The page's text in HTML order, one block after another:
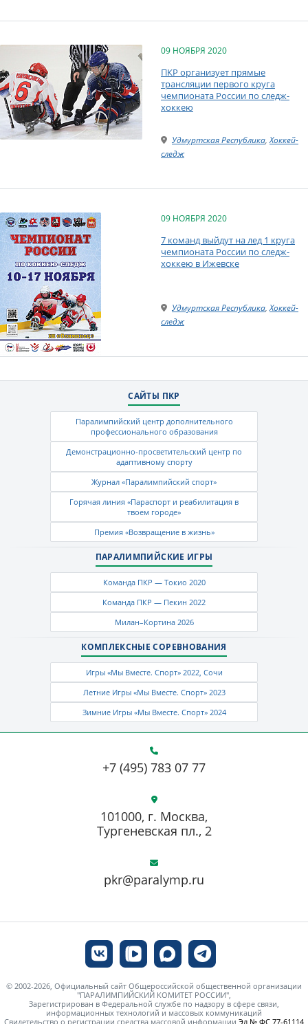
09 НОЯБРЯ 2020
ПКР организует прямые
трансляции первого круга
чемпионата России по следж-
хоккею
Удмуртская Республика,Хоккей-
следж
09 НОЯБРЯ 2020
7 команд выйдут на лед 1 круга
чемпионата России по следж-
хоккею в Ижевске
Удмуртская Республика,Хоккей-
следж
САЙТЫ ПКР
Паралимпийский центр дополнительного
профессионального образования
Демонстрационно-просветительский центр по
адаптивному спорту
Журнал «Паралимпийский спорт»
Горячая линия «Параспорт и реабилитация в
твоем городе»
Премия «Возвращение в жизнь»
ПАРАЛИМПИЙСКИЕ ИГРЫ
Команда ПКР — Токио 2020
Команда ПКР — Пекин 2022
Милан–Кортина 2026
КОМПЛЕКСНЫЕ СОРЕВНОВАНИЯ
Игры «Мы Вместе. Спорт» 2022, Сочи
Летние Игры «Мы Вместе. Спорт» 2023
Зимние Игры «Мы Вместе. Спорт» 2024
+7 (495) 783 07 77
pkr@paralymp.ru
101000, г. Москва,
Тургеневская пл., 2
© 2002-2026, Официальный сайт Общероссийской общественной организации
"ПАРАЛИМПИЙСКИЙ КОМИТЕТ РОССИИ",
Зарегистрирован в Федеральной службе по надзору в сфере связи,
информационных технологий и массовых коммуникаций
Свидетельство о регистрации средства массовой информации Эл № ФС 77-61114